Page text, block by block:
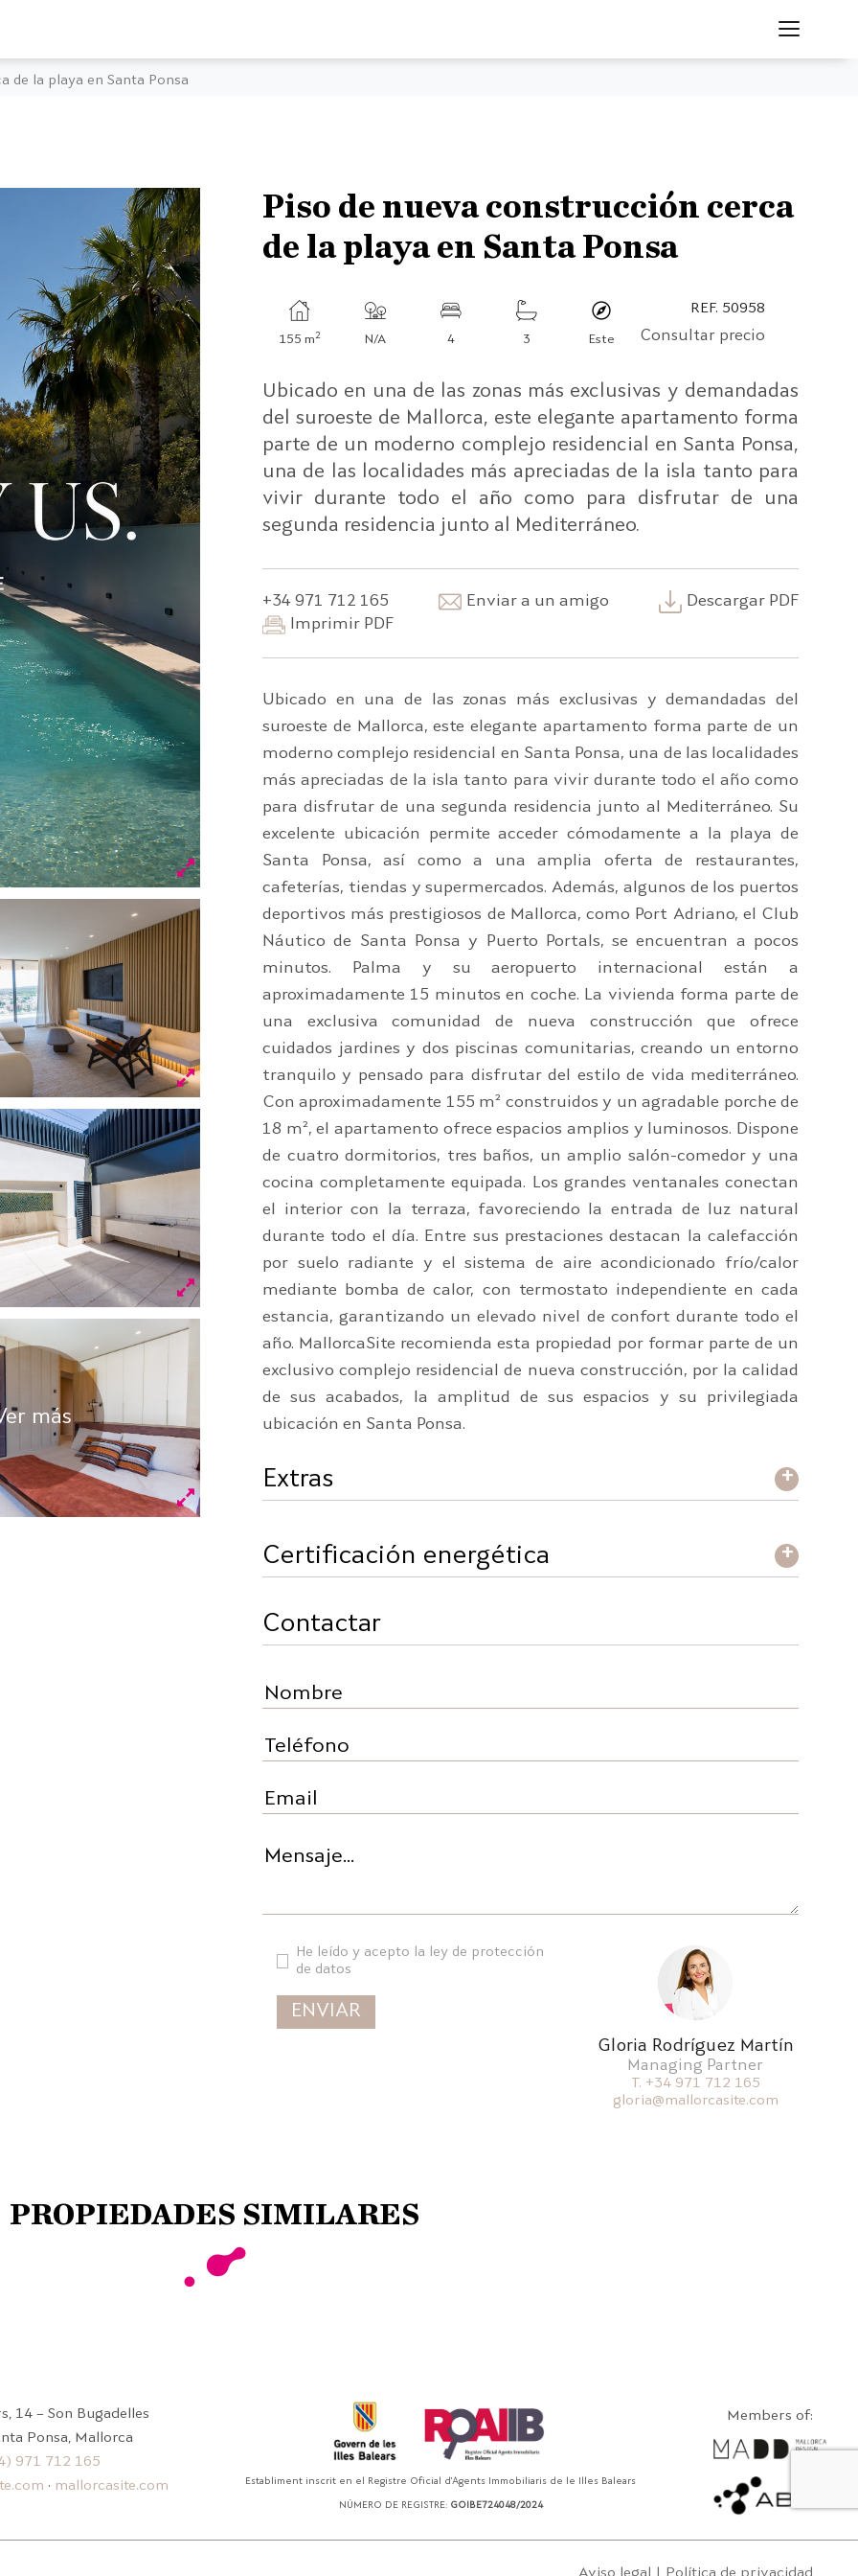
de la playa en Santa Ponsa
más
Piso de nueva construcción cerca
de la playa en Santa Ponsa
155 m2 N/A 4 3 Este
REF. 50958
Consultar precio
Ubicado en una de las zonas más exclusivas y demandadas
del suroeste de Mallorca, este elegante apartamento forma
parte de un moderno complejo residencial en Santa Ponsa,
una de las localidades más apreciadas de la isla tanto para
vivir durante todo el año como para disfrutar de una
segunda residencia junto al Mediterráneo.
+34 971 712 165 Enviar a un amigo
Descargar PDF
Imprimir PDF
Ubicado en una de las zonas más exclusivas y demandadas del
suroeste de Mallorca, este elegante apartamento forma parte de un
moderno complejo residencial en Santa Ponsa, una de las localidades
más apreciadas de la isla tanto para vivir durante todo el año como
para disfrutar de una segunda residencia junto al Mediterráneo. Su
excelente ubicación permite acceder cómodamente a la playa de
Santa Ponsa, así como a una amplia oferta de restaurantes,
cafeterías, tiendas y supermercados. Además, algunos de los puertos
deportivos más prestigiosos de Mallorca, como Port Adriano, el Club
Náutico de Santa Ponsa y Puerto Portals, se encuentran a pocos
minutos. Palma y su aeropuerto internacional están a
aproximadamente 15 minutos en coche. La vivienda forma parte de
una exclusiva comunidad de nueva construcción que ofrece
cuidados jardines y dos piscinas comunitarias, creando un entorno
tranquilo y pensado para disfrutar del estilo de vida mediterráneo.
Con aproximadamente 155 m² construidos y un agradable porche de
18 m², el apartamento ofrece espacios amplios y luminosos. Dispone
de cuatro dormitorios, tres baños, un amplio salón-comedor y una
cocina completamente equipada. Los grandes ventanales conectan
el interior con la terraza, favoreciendo la entrada de luz natural
durante todo el día. Entre sus prestaciones destacan la calefacción
por suelo radiante y el sistema de aire acondicionado frío/calor
mediante bomba de calor, con termostato independiente en cada
estancia, garantizando un elevado nivel de confort durante todo el
año. MallorcaSite recomienda esta propiedad por formar parte de un
exclusivo complejo residencial de nueva construcción, por la calidad
de sus acabados, la amplitud de sus espacios y su privilegiada
ubicación en Santa Ponsa.
Extras +
Certificación energética +
Contactar
He leído y acepto la ley de protección
de datos
Gloria Rodríguez Martín
Managing Partner
T. +34 971 712 165
gloria@mallorcasite.com
PROPIEDADES SIMILARES
14 – Son Bugadelles
Ponsa, Mallorca
971 712 165
· mallorcasite.com Establiment inscrit en el Registre Oficial d'Agents Immobiliaris de le Illes Balears
NÚMERO DE REGISTRE: GOIBE724048/2024
Members of: